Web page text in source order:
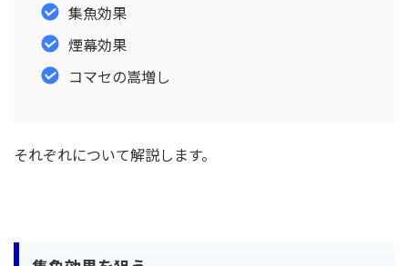
集魚効果
煙幕効果
コマセの嵩増し
それぞれについて解説します。